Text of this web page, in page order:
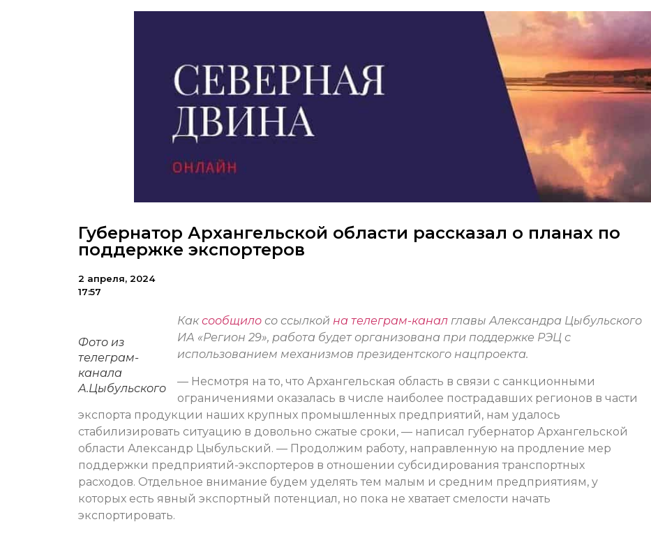
Губернатор Архангельской области рассказал о планах по
поддержке экспортеров
2 апреля, 2024
17:57
Фото из
телеграм-
канала
А.Цыбульского
Каксообщило со ссылкой на телеграм-канал главы Александра Цыбульского
ИА «Регион 29», работа будет организована при поддержке РЭЦ с
использованием механизмов президентского нацпроекта.
— Несмотря на то, что Архангельская область в связи с санкционными
ограничениями оказалась в числе наиболее пострадавших регионов в части
экспорта продукции наших крупных промышленных предприятий, нам удалось
стабилизировать ситуацию в довольно сжатые сроки, — написал губернатор Архангельской
области Александр Цыбульский. — Продолжим работу, направленную на продление мер
поддержки предприятий-экспортеров в отношении субсидирования транспортных
расходов. Отдельное внимание будем уделять тем малым и средним предприятиям, у
которых есть явный экспортный потенциал, но пока не хватает смелости начать
экспортировать.